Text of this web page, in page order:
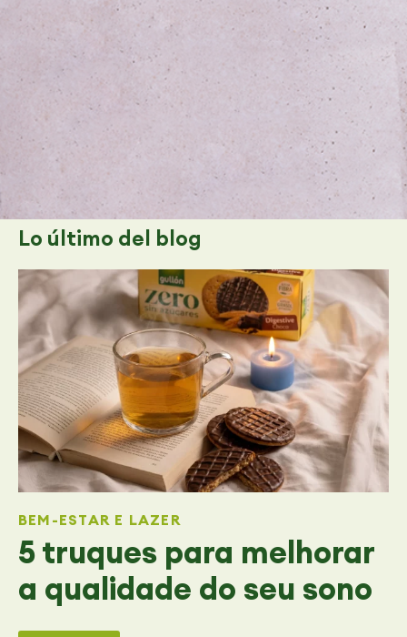
Lo último del blog
5 truques para melhorar
a qualidade do seu sono
BEM-ESTAR E LAZER